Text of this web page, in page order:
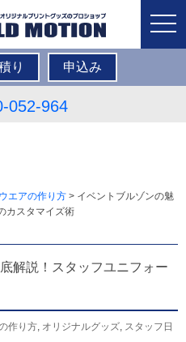
り 申込み
052-964
エアの作り方 > イベントブルゾンの魅
カスタマイズ術
解説！スタッフユニフォー
作り方, オリジナルグッズ, スタッフ日